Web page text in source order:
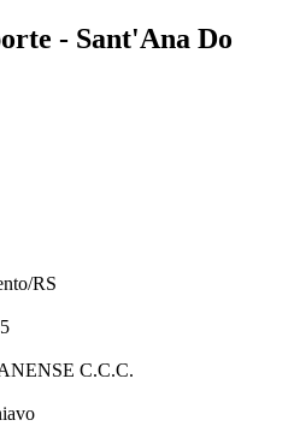
- Sant'Ana Do
RS
C.C.C.